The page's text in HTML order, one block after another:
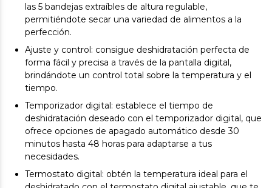
las 5 bandejas extraíbles de altura regulable,
permitiéndote secar una variedad de alimentos a la
perfección.
Ajuste y control: consigue deshidratación perfecta de
forma fácil y precisa a través de la pantalla digital,
brindándote un control total sobre la temperatura y el
tiempo.
Temporizador digital: establece el tiempo de
deshidratación deseado con el temporizador digital, que
ofrece opciones de apagado automático desde 30
minutos hasta 48 horas para adaptarse a tus
necesidades.
Termostato digital: obtén la temperatura ideal para el